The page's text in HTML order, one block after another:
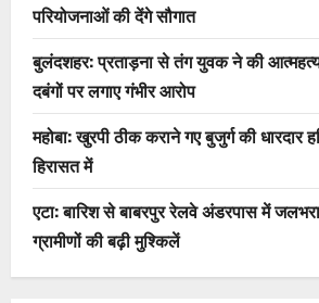
परियोजनाओं की देंगे सौगात
बुलंदशहर: प्रताड़ना से तंग युवक ने की
दबंगों पर लगाए गंभीर आरोप
महोबा: खुरपी ठीक कराने गए बुजुर्ग की धारदार
हिरासत में
एटा: बारिश से बाबरपुर रेलवे अंडरपास में
ग्रामीणों की बढ़ी मुश्किलें